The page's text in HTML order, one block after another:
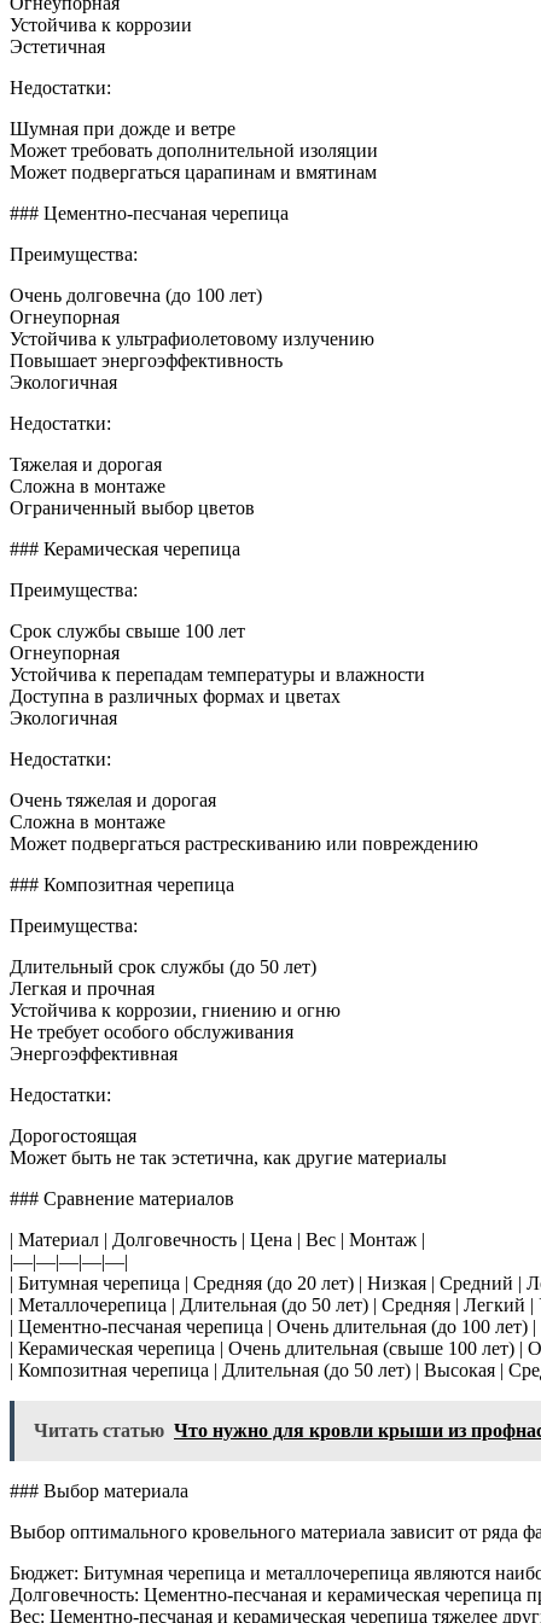
Устойчива к коррозии
Эстетичная
Недостатки:
Шумная при дожде и ветре
Может требовать дополнительной изоляции
Может подвергаться царапинам и вмятинам
### Цементно-песчаная черепица
Преимущества:
Очень долговечна (до 100 лет)
Огнеупорная
Устойчива к ультрафиолетовому излучению
Повышает энергоэффективность
Экологичная
Недостатки:
Тяжелая и дорогая
Сложна в монтаже
Ограниченный выбор цветов
### Керамическая черепица
Преимущества:
Срок службы свыше 100 лет
Огнеупорная
Устойчива к перепадам температуры и влажности
Доступна в различных формах и цветах
Экологичная
Недостатки:
Очень тяжелая и дорогая
Сложна в монтаже
Может подвергаться растрескиванию или повреждению
### Композитная черепица
Преимущества:
Длительный срок службы (до 50 лет)
Легкая и прочная
Устойчива к коррозии, гниению и огню
Не требует особого обслуживания
Энергоэффективная
Недостатки:
Дорогостоящая
Может быть не так эстетична, как другие материалы
### Сравнение материалов
| Материал | Долговечность | Цена | Вес | Монтаж |
|—|—|—|—|—|
| Битумная черепица | Средняя (до 20 лет) | Низкая | Средний |
| Металлочерепица | Длительная (до 50 лет) | Средняя | Легкий
| Цементно-песчаная черепица | Очень длительная (до 100
| Керамическая черепица | Очень длительная (свыше 100 лет)
| Композитная черепица | Длительная (до 50 лет) | Высокая |
Читать статью Что нужно для кровли крыши из
### Выбор материала
Выбор оптимального кровельного материала зависит от ряда
Бюджет: Битумная черепица и металлочерепица являются
Долговечность: Цементно-песчаная и керамическая черепица
Вес: Цементно-песчаная и керамическая черепица тяжелее